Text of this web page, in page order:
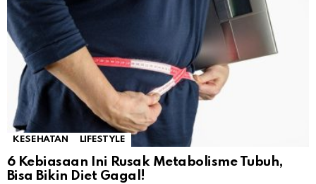
KESEHATAN LIFESTYLE
6 Kebiasaan Ini Rusak Metabolisme Tubuh,
Bisa Bikin Diet Gagal!